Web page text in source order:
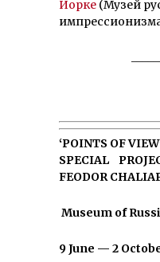
Йорке (Музей
‘POINTS OF
SPECIAL
FEODOR
Museum of
9 June — 2